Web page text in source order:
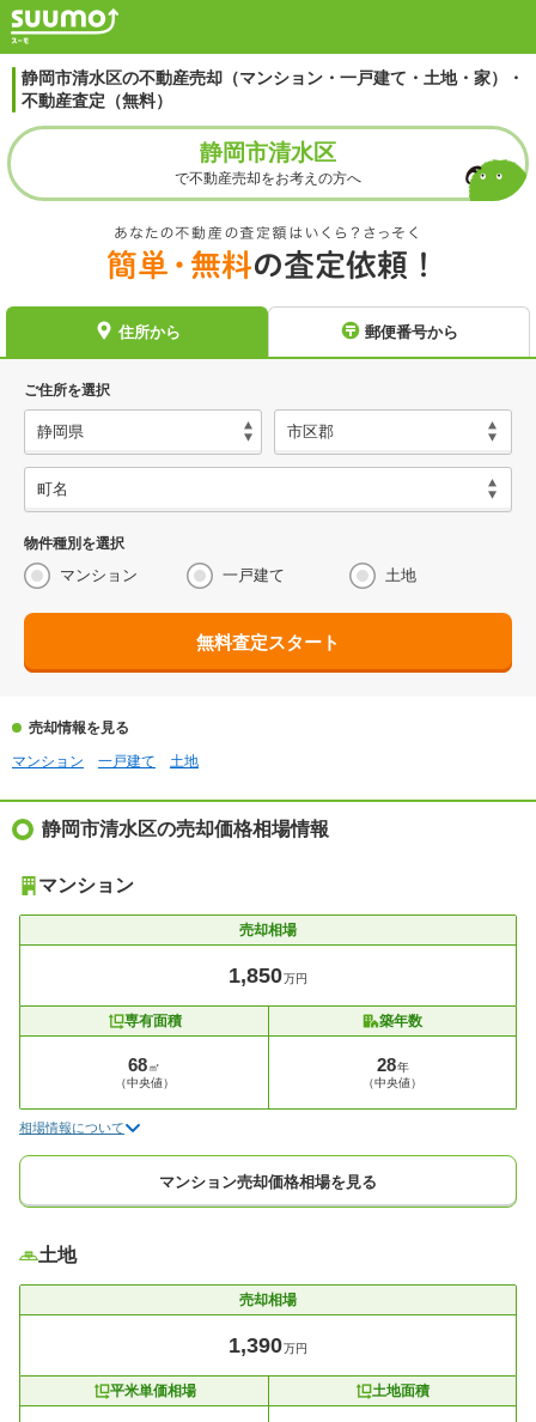
静岡市清水区の不動産売却（マンション・一戸建て・土地・家）・
不動産査定（無料）
静岡市清水区
で不動産売却をお考えの方へ
住所から 郵便番号から
ご住所を選択
物件種別を選択
マンション 一戸建て 土地
無料査定スタート
売却情報を見る
マンション
一戸建て 土地
静岡市清水区の売却価格相場情報
マンション
売却相場
1,850万円
専有面積
68㎡
（中央値）
築年数
28年
（中央値）
相場情報について
マンション売却価格相場を見る
土地
売却相場
1,390万円
平米単価相場 土地面積